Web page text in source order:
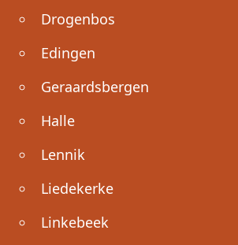
Drogenbos
Edingen
Geraardsbergen
Halle
Lennik
Liedekerke
Linkebeek